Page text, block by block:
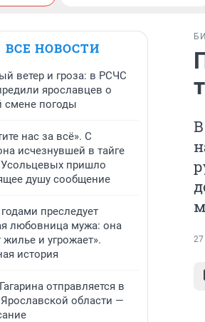
ВСЕ НОВОСТИ
ветер и гроза: в РСЧС
ярославцев о
смене погоды
нас за всё». С
исчезнувшей в тайге
пришло
душу сообщение
преследует
любовница мужа: она
жилье и угрожает».
история
отправляется в
области —
27